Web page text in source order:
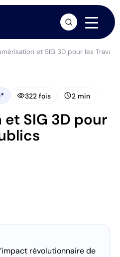
et SIG 3D pour les
visibility322 fois schedule2 min
SIG 3D pour
révolutionnaire de
arrow_forward